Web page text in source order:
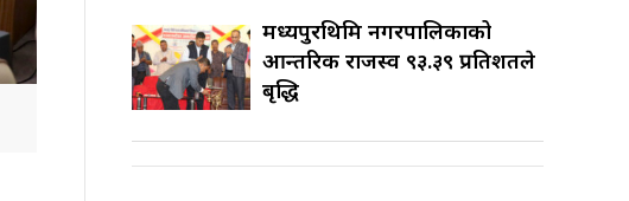
मध्यपुरथिमि नगरपालिकाको
आन्तरिक राजस्व ९३.३९ प्रतिशतले
बृद्धि